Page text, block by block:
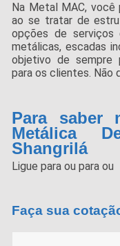
Na Metal MAC,
ao se tratar de
opções de serviços
metálicas, escadas
objetivo de sempre
para os clientes. Não
Para saber
Metálica
Shangrilá
Ligue paraou paraou
Faça sua